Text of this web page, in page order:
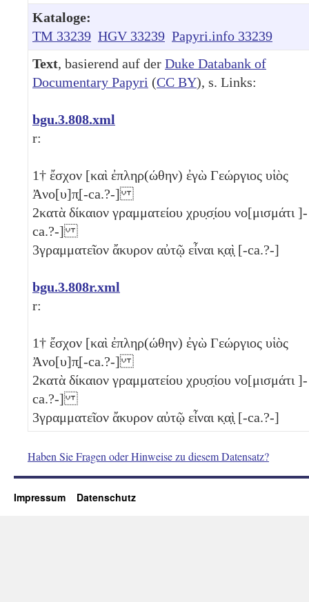
Kataloge:
TM 33239 HGV 33239 Papyri.info 33239
Text, basierend auf der Duke Databank of
Documentary Papyri (CC BY), s. Links:
bgu.3.808.xml
r:
1† ἔσχον [καὶ ἐπληρ(ώθην) ἐγὼ Γεώργιος υἱὸς
Ἀνο[υ]π̣[-ca.?-]
2κατὰ δίκαιον γραμματείου χρυ̣σ̣ίου νο[μισμάτι ]-
ca.?-]
3γραμματεῖον ἄκυρον αὐτῷ εἶναι κ̣α̣ὶ̣ [-ca.?-]
bgu.3.808r.xml
r:
1† ἔσχον [καὶ ἐπληρ(ώθην) ἐγὼ Γεώργιος υἱὸς
Ἀνο[υ]π̣[-ca.?-]
2κατὰ δίκαιον γραμματείου χρυ̣σ̣ίου νο[μισμάτι ]-
ca.?-]
3γραμματεῖον ἄκυρον αὐτῷ εἶναι κ̣α̣ὶ̣ [-ca.?-]
Haben Sie Fragen oder Hinweise zu diesem Datensatz?
Impressum Datenschutz